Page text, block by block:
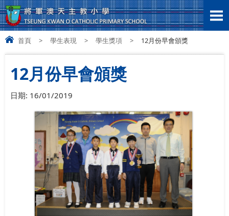
首頁 > 學生表現 > 學生獎項 > 12月份早會頒獎
12月份早會頒獎
日期: 16/01/2019